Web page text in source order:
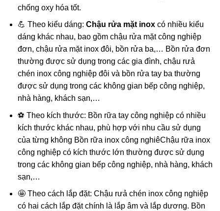
chống oxy hóa tốt.
💪 Theo kiểu dáng: Chậu rửa mặt inoxcó nhiều kiểu
dáng khác nhau, bao gồm chậu rửa mặt công nghiệp
đơn, chậu rửa mặt inox đôi, bồn rửa ba,… Bồn rửa đơn
thường được sử dụng trong các gia đình, chậu rưả
chén inox công nghiệp đôi và bồn rửa tay ba thường
được sử dụng trong các không gian bếp công nghiệp,
nhà hàng, khách sạn,…
⚽ Theo kích thước: Bồn rữa tay công nghiệp có nhiều
kích thước khác nhau, phù hợp với nhu cầu sử dụng
của từng không Bồn rữa inox công nghiêChậu rữa inox
công nghiệp có kích thước lớn thường được sử dụng
trong các không gian bếp công nghiệp, nhà hàng, khách
sạn,…
🤩 Theo cách lắp đặt: Chậu rưả chén inox công nghiệp
có hai cách lắp đặt chính là lắp âm và lắp dương. Bồn